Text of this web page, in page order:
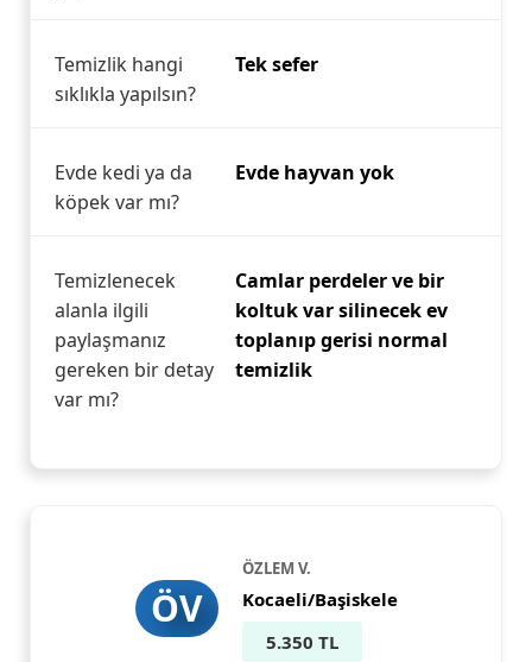
Temizlik hangi
sıklıkla yapılsın?
Tek sefer
Evde kedi ya da
köpek var mı?
Evde hayvan yok
Temizlenecek
alanla ilgili
paylaşmanız
gereken bir detay
var mı?
Camlar perdeler ve bir
koltuk var silinecek ev
toplanıp gerisi normal
temizlik
ÖV
ÖZLEM V.
Kocaeli/Başiskele
5.350 TL